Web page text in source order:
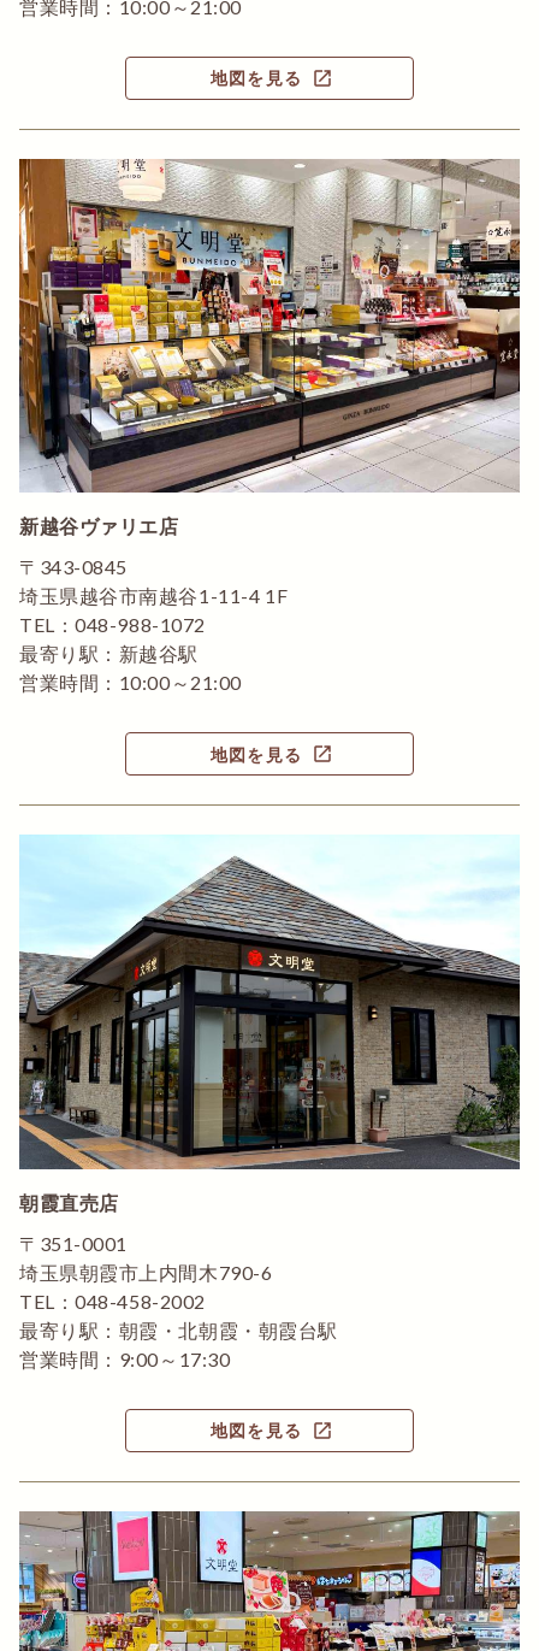
営業時間：10:00～21:00
地図を見る open_in_new
新越谷ヴァリエ店
〒343-0845
埼玉県越谷市南越谷1-11-4 1F
TEL：048-988-1072
最寄り駅：新越谷駅
営業時間：10:00～21:00
地図を見る open_in_new
朝霞直売店
〒351-0001
埼玉県朝霞市上内間木790-6
TEL：048-458-2002
最寄り駅：朝霞・北朝霞・朝霞台駅
営業時間：9:00～17:30
地図を見る open_in_new